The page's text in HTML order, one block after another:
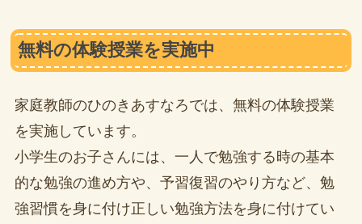
無料の体験授業を実施中
家庭教師のひのきあすなろでは、無料の体験授業
を実施しています。
小学生のお子さんには、一人で勉強する時の基本
的な勉強の進め方や、予習復習のやり方など、勉
強習慣を身に付け正しい勉強方法を身に付けてい